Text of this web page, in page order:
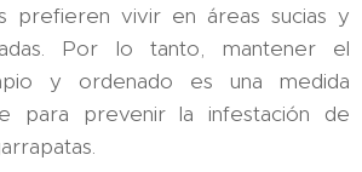
prefieren vivir en áreas sucias y
Por lo tanto, mantener el
y ordenado es una medida
para prevenir la infestación de